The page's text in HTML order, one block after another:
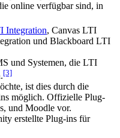
online verfügbar sind, in
Integration, Canvas LTI
und Blackboard LTI
und Systemen, die LTI
[3]
ist dies durch die
möglich. Offizielle Plug-
und Moodle vor.
erstellte Plug-ins für